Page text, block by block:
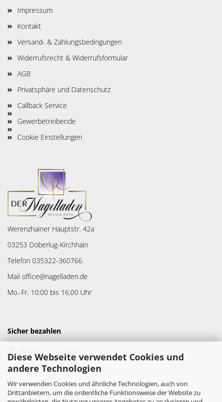
Diese Webseite verwendet Cookies und
andere Technologien
Wir verwenden Cookies und ähnliche Technologien, auch von
Drittanbietern, um die ordentliche Funktionsweise der Website zu
Impressum
Kontakt
Versand- & Zahlungsbedingungen
Widerrufsrecht & Widerrufsformular
AGB
Privatsphäre und Datenschutz
Callback Service
Gewerbetreibende
Cookie Einstellungen
Werenzhainer Hauptstr. 42a
03253 Doberlug-Kirchhain
Telefon 035322-360766
Mail office@nagelladen.de
Mo.-Fr. 10:00 bis 16:00 Uhr
Sicher bezahlen